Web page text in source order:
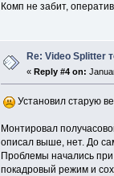
Комп не забит,
Re: Video Splitter
«Reply #4 on:
Установил старую
Монтировал
описал выше, нет. До
Проблемы начались
покадровый режим и